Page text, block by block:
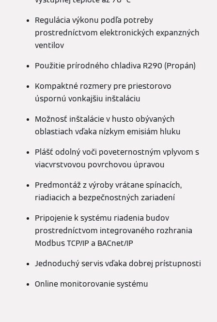
Regulácia výkonu podľa potreby
prostredníctvom elektronických expanzných
ventilov
Použitie prírodného chladiva R290 (Propán)
Kompaktné rozmery pre priestorovo
úspornú vonkajšiu inštaláciu
Možnosť inštalácie v husto obývaných
oblastiach vďaka nízkym emisiám hluku
Plášť odolný voči poveternostným vplyvom s
viacvrstvovou povrchovou úpravou
Predmontáž z výroby vrátane spínacích,
riadiacich a bezpečnostných zariadení
Pripojenie k systému riadenia budov
prostredníctvom integrovaného rozhrania
Modbus TCP/IP a BACnet/IP
Jednoduchý servis vďaka dobrej prístupnosti
Online monitorovanie systému